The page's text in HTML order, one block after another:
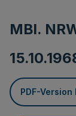
MBl.
PDF-